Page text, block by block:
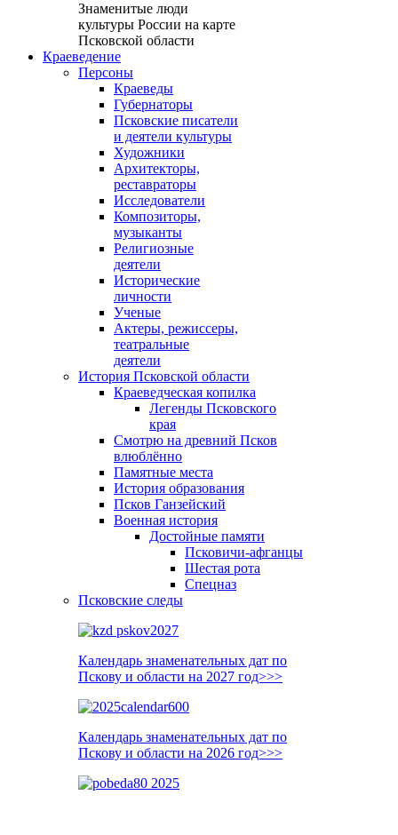
Знаменитые люди
культуры России на карте
Псковской области
Краеведение
Персоны
Краеведы
Губернаторы
Псковские писатели
и деятели культуры
Художники
Архитекторы,
реставраторы
Исследователи
Композиторы,
музыканты
Религиозные
деятели
Исторические
личности
Ученые
Актеры, режиссеры,
театральные
деятели
История Псковской области
Краеведческая копилка
Легенды Псковского
края
Смотрю на древний Псков
влюблённо
Памятные места
История образования
Псков Ганзейский
Военная история
Достойные памяти
Псковичи-афганцы
Шестая рота
Спецназ
Псковские следы
Календарь знаменательных дат по
Пскову и области на 2027 год>>>
Календарь знаменательных дат по
Пскову и области на 2026 год>>>